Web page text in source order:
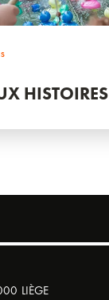
HISTOIRES
LIÈGE